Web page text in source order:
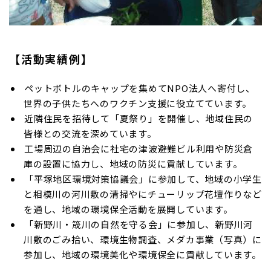
【活動実績例】
ペットボトルのキャップを集めてNPO法人へ寄付し、
世界の子供たちへのワクチン支援に役立てています。
近隣住民を招待して「夏祭り」を開催し、地域住民の
皆様との交流を深めています。
工場周辺の自治会に社宅の津波避難ビル利用や防災倉
庫の設置に協力し、地域の防災に貢献しています。
「平塚地区環境対策協議会」に参加して、地域の小学生
と相模川の河川敷の清掃やにチューリップ花壇作りなど
を通し、地域の環境保全活動を展開しています。
「新野川・筬川の自然を守る会」に参加し、新野川河
川敷のごみ拾い、環境生物調査、メダカ事業（写真）に
参加し、地域の環境美化や環境保全に貢献しています。